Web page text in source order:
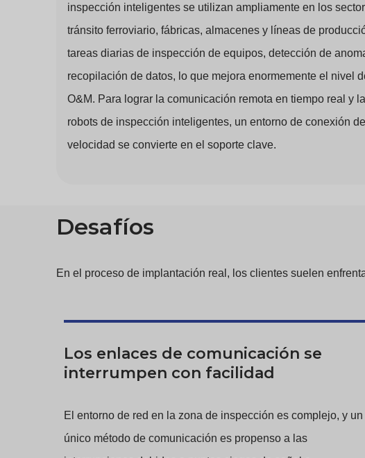
inspección inteligentes se utilizan ampliamente en los
tránsito ferroviario, fábricas, almacenes y líneas de
tareas diarias de inspección de equipos, detección de
recopilación de datos, lo que mejora enormemente el nivel
O&M. Para lograr la comunicación remota en tiempo real y
robots de inspección inteligentes, un entorno de conexión
velocidad se convierte en el soporte clave.
Desafíos
En el proceso de implantación real, los clientes suelen
Los enlaces de comunicación se
interrumpen con facilidad
El entorno de red en la zona de inspección es complejo, y un
único método de comunicación es propenso a las